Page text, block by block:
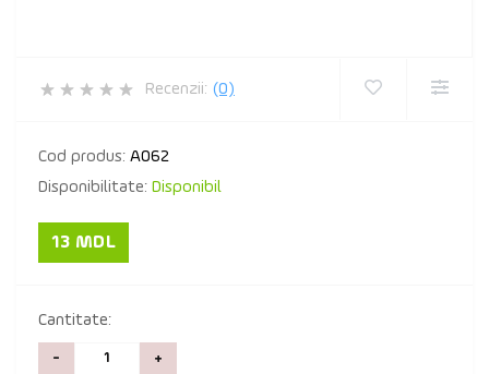
Recenzii: (0)
Cod produs: A062
Disponibilitate: Disponibil
13 MDL
Cantitate:
- +